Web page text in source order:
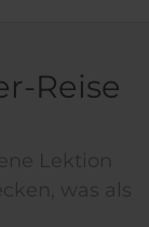
Reise